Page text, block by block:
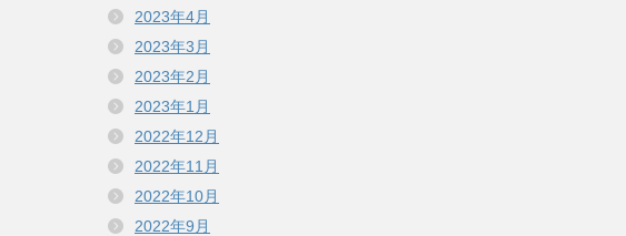
2023年4月
2023年3月
2023年2月
2023年1月
2022年12月
2022年11月
2022年10月
2022年9月